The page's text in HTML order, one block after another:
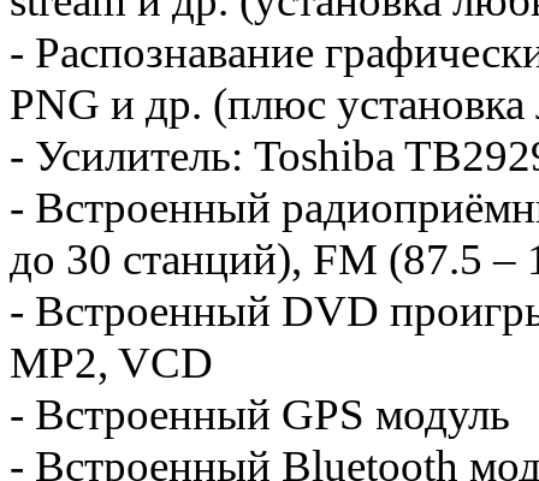
- Распознавание
PNG и др. (плюс
- Усилитель: Toshiba
- Встроенный
до 30 станций), FM (87.5
- Встроенный DVD
MP2, VCD
- Встроенный GPS модуль
- Встроенный Bluetooth